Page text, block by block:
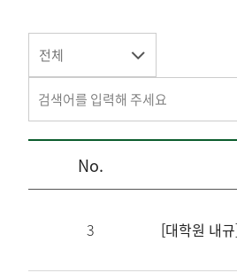
전체
No.
3 [대학원 내